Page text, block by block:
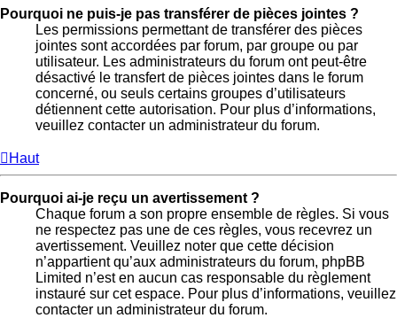
Pourquoi ne puis-je pas transférer de pièces jointes ?
Les permissions permettant de transférer des pièces
jointes sont accordées par forum, par groupe ou par
utilisateur. Les administrateurs du forum ont peut-être
désactivé le transfert de pièces jointes dans le forum
concerné, ou seuls certains groupes d’utilisateurs
détiennent cette autorisation. Pour plus d’informations,
veuillez contacter un administrateur du forum.
Haut
Pourquoi ai-je reçu un avertissement ?
Chaque forum a son propre ensemble de règles. Si vous
ne respectez pas une de ces règles, vous recevrez un
avertissement. Veuillez noter que cette décision
n’appartient qu’aux administrateurs du forum, phpBB
Limited n’est en aucun cas responsable du règlement
instauré sur cet espace. Pour plus d’informations, veuillez
contacter un administrateur du forum.